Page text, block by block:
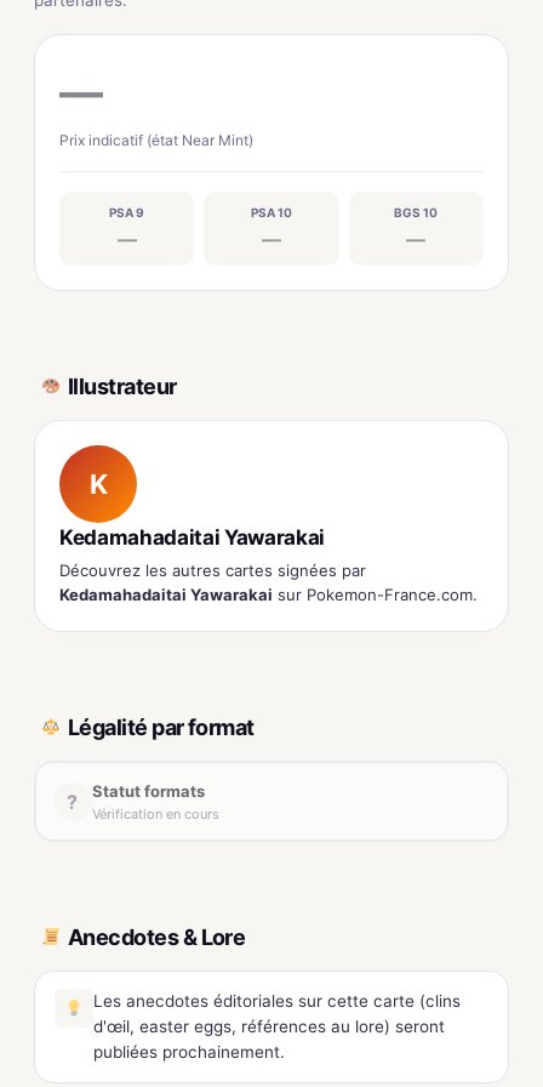
—
Prix indicatif (état Near Mint)
PSA 9
—
PSA 10
—
BGS 10
—
Illustrateur
K
Kedamahadaitai Yawarakai
Découvrez les autres cartes signées par
Kedamahadaitai Yawarakai sur Pokemon-France.com.
Légalité par format
? Statut formats
Vérification en cours
Anecdotes & Lore
Les anecdotes éditoriales sur cette carte (clins
d'œil, easter eggs, références au lore) seront
publiées prochainement.